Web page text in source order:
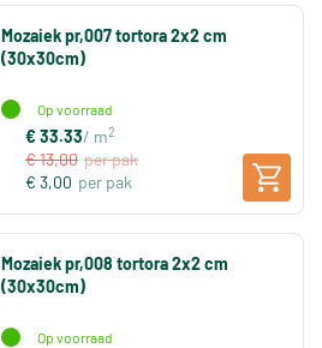
Mozaiek pr,007 tortora 2x2 cm
(30x30cm)
Op voorraad
€ 33.33/ m2
€ 13,00 per pak
€ 3,00 per pak
Mozaiek pr,008 tortora 2x2 cm
(30x30cm)
Op voorraad